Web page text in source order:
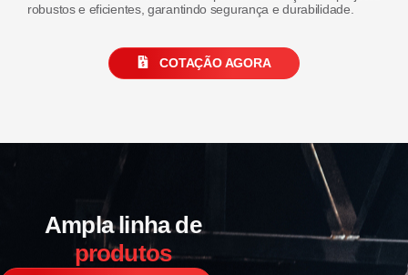
robustos e eficientes, garantindo segurança e durabilidade.
COTAÇÃO AGORA
Ampla linha de
produtos